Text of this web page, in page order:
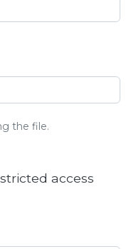
the file.
access